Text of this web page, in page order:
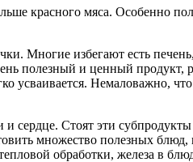
красного мяса. Особенно
Многие избегают есть
полезный и ценный продукт,
усваивается. Немаловажно,
сердце. Стоят эти
множество полезных
обработки, железа в